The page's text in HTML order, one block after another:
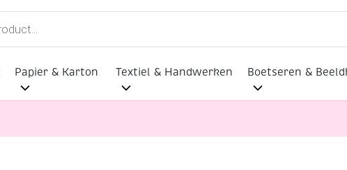
Papier & Karton Textiel & Handwerken Boetseren &